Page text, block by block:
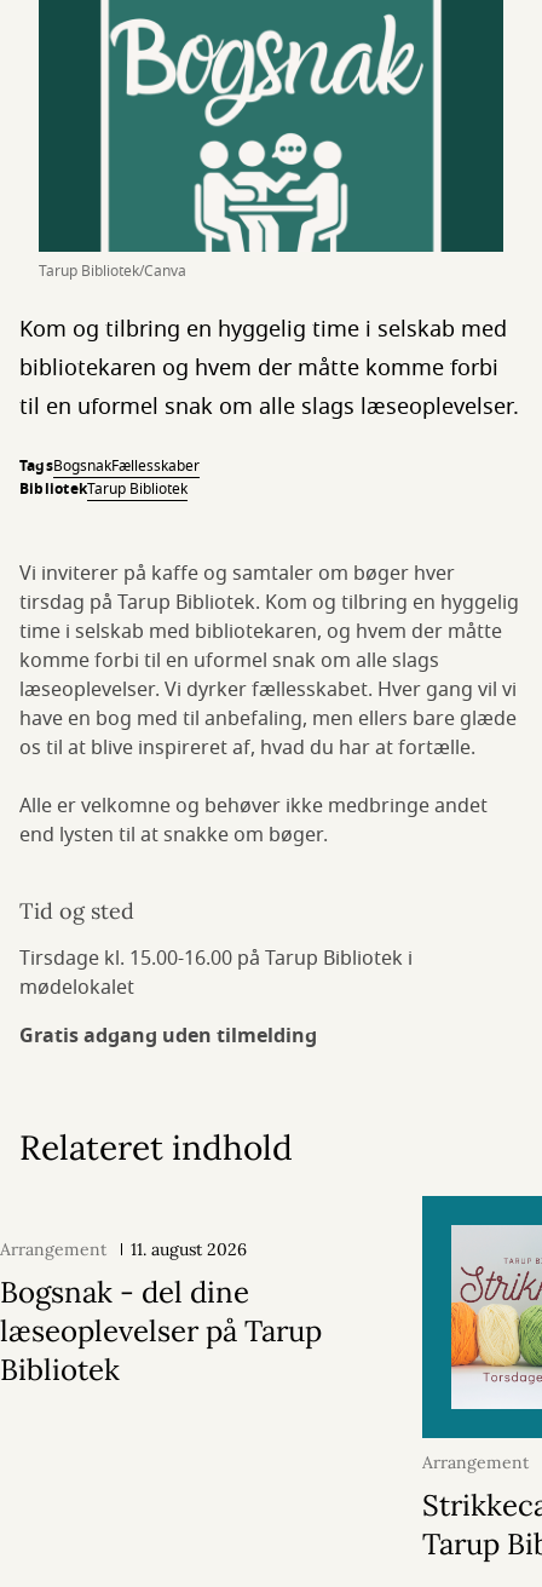
Tarup Bibliotek/Canva
Kom og tilbring en hyggelig time i selskab med
bibliotekaren og hvem der måtte komme forbi
til en uformel snak om alle slags læseoplevelser.
TagsBogsnakFællesskaber
BibliotekTarup Bibliotek
Vi inviterer på kaffe og samtaler om bøger hver
tirsdag på Tarup Bibliotek. Kom og tilbring en hyggelig
time i selskab med bibliotekaren, og hvem der måtte
komme forbi til en uformel snak om alle slags
læseoplevelser. Vi dyrker fællesskabet. Hver gang vil vi
have en bog med til anbefaling, men ellers bare glæde
os til at blive inspireret af, hvad du har at fortælle.
Alle er velkomne og behøver ikke medbringe andet
end lysten til at snakke om bøger.
Tid og sted
Tirsdage kl. 15.00-16.00 på Tarup Bibliotek i
mødelokalet
Gratis adgang uden tilmelding
Relateret indhold
Arrangement 11. august 2026
Bogsnak - del dine
læseoplevelser på Tarup
Bibliotek
Arrangement
2026
Tarup